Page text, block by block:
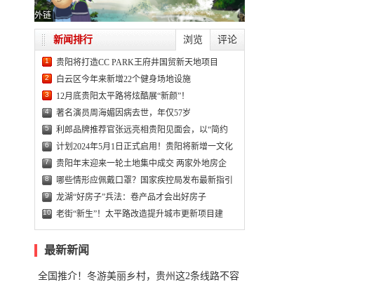
外链
浏览 评论
新闻排行
1 贵阳将打造CC PARK王府井国贸新天地项目
2 白云区今年来新增22个健身场地设施
3 12月底贵阳太平路将炫酷展“新颜”！
4 著名演员周海媚因病去世，年仅57岁
5 利郎品牌推荐官张远亮相贵阳见面会，以“简约
6 计划2024年5月1日正式启用！贵阳将新增一文化
7 贵阳年末迎来一轮土地集中成交 两家外地房企
8 哪些情形应佩戴口罩？国家疾控局发布最新指引
9 龙湖“好房子”兵法：卷产品才会出好房子
10 老街“新生”！太平路改造提升城市更新项目建
最新新闻
全国推介！冬游美丽乡村，贵州这2条线路不容